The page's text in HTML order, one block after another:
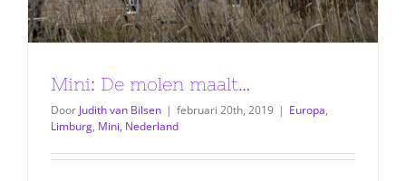
Mini: De molen maalt…
Door Judith van Bilsen | februari 20th, 2019 | Europa,
Limburg, Mini, Nederland